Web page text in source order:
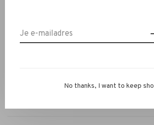
No thanks, I want to keep